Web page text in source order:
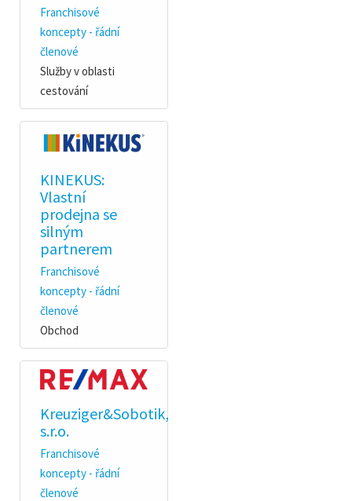
Franchisové
koncepty - řádní
členové
Služby v oblasti
cestování
KINEKUS:
Vlastní
prodejna se
silným
partnerem
Franchisové
koncepty - řádní
členové
Obchod
Kreuziger&Sobotik,
s.r.o.
Franchisové
koncepty - řádní
členové